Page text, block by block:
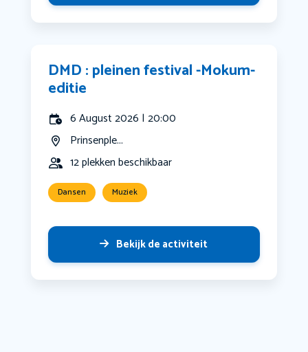
DMD : pleinen festival -Mokum-
editie
6 August 2026 | 20:00
Prinsenple...
12 plekken beschikbaar
Dansen Muziek
Bekijk de activiteit